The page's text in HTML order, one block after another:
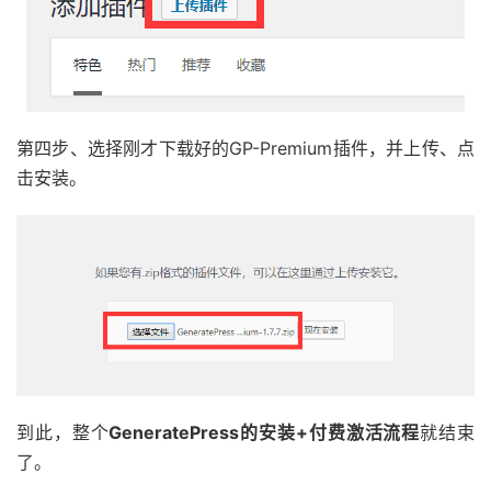
第四步、选择刚才下载好的GP-Premium插件，并上传、点
击安装。
到此，整个GeneratePress的安装+付费激活流程就结束
了。